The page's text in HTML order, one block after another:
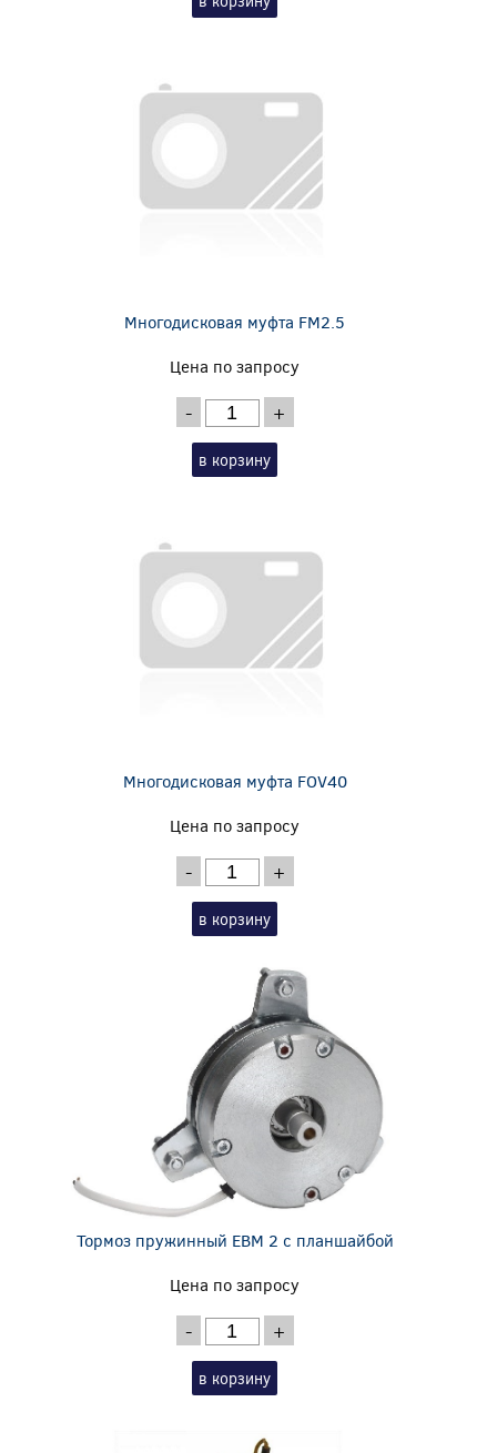
Многодисковая муфта FM2.5
Цена по запросу
- +
в корзину
Многодисковая муфта FOV40
Цена по запросу
- +
в корзину
Тормоз пружинный EBM 2 с планшайбой
Цена по запросу
- +
в корзину